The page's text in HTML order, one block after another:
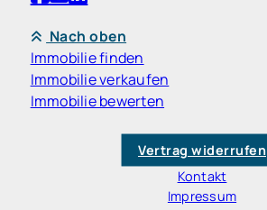
Nach oben
Immobilie finden
Immobilie verkaufen
Immobilie bewerten
Vertrag widerrufen
Kontakt
Impressum